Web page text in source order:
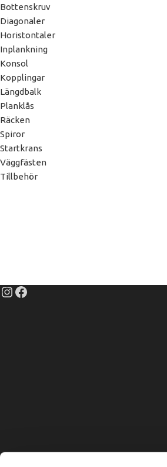
Bottenskruv
Diagonaler
Horistontaler
Inplankning
Konsol
Kopplingar
Längdbalk
Planklås
Räcken
Spiror
Startkrans
Väggfästen
Tillbehör